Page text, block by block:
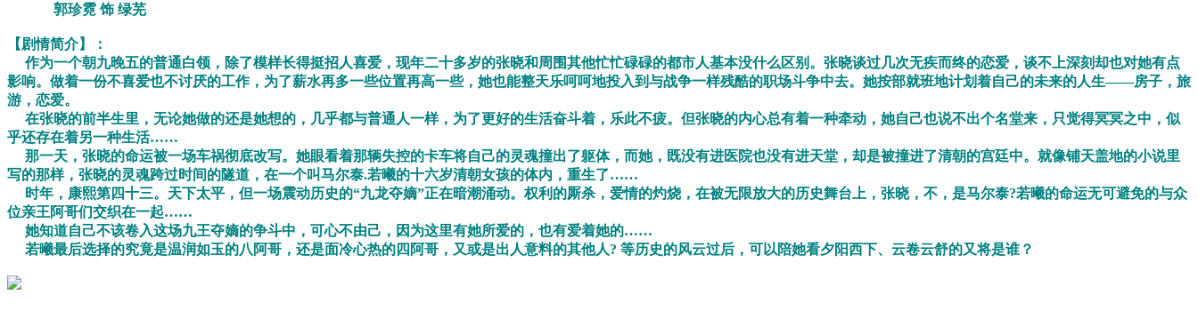
郭珍霓 饰 绿芜
【剧情简介】：
作为一个朝九晚五的普通白领，除了模样长得挺招人喜爱，现年二十多岁的张晓和周围其他忙忙碌碌的都市人基本没什么区别。张晓谈过几次无疾而终的恋爱，谈不上深刻却也对她有点
影响。做着一份不喜爱也不讨厌的工作，为了薪水再多一些位置再高一些，她也能整天乐呵呵地投入到与战争一样残酷的职场斗争中去。她按部就班地计划着自己的未来的人生——房子，旅
游，恋爱。
在张晓的前半生里，无论她做的还是她想的，几乎都与普通人一样，为了更好的生活奋斗着，乐此不疲。但张晓的内心总有着一种牵动，她自己也说不出个名堂来，只觉得冥冥之中，似
乎还存在着另一种生活……
那一天，张晓的命运被一场车祸彻底改写。她眼看着那辆失控的卡车将自己的灵魂撞出了躯体，而她，既没有进医院也没有进天堂，却是被撞进了清朝的宫廷中。就像铺天盖地的小说里
写的那样，张晓的灵魂跨过时间的隧道，在一个叫马尔泰.若曦的十六岁清朝女孩的体内，重生了……
时年，康熙第四十三。天下太平，但一场震动历史的“九龙夺嫡”正在暗潮涌动。权利的厮杀，爱情的灼烧，在被无限放大的历史舞台上，张晓，不，是马尔泰?若曦的命运无可避免的与众
位亲王阿哥们交织在一起……
她知道自己不该卷入这场九王夺嫡的争斗中，可心不由己，因为这里有她所爱的，也有爱着她的……
若曦最后选择的究竟是温润如玉的八阿哥，还是面冷心热的四阿哥，又或是出人意料的其他人? 等历史的风云过后，可以陪她看夕阳西下、云卷云舒的又将是谁？